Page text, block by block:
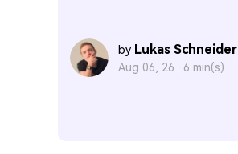
by Lukas Schneider
Aug 06, 26 · 6 min(s)